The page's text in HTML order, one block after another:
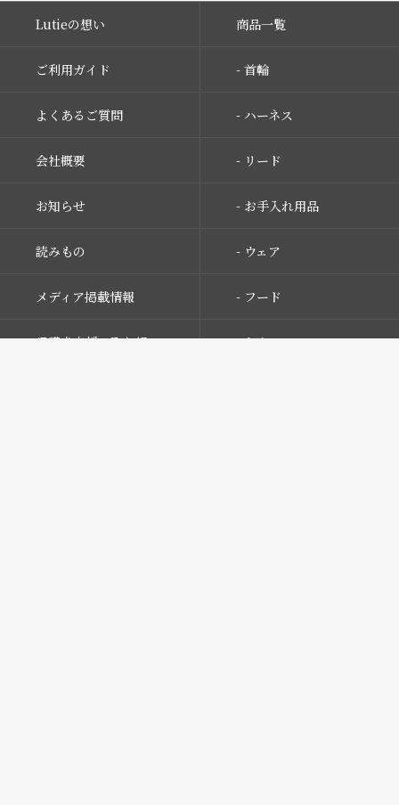
Lutieの想い
ご利用ガイド
よくあるご質問
会社概要
お知らせ
読みもの
メディア掲載情報
保護犬支援の取り組み
商品一覧
- 首輪
- ハーネス
- リード
- お手入れ用品
- ウェア
- フード
- おやつ